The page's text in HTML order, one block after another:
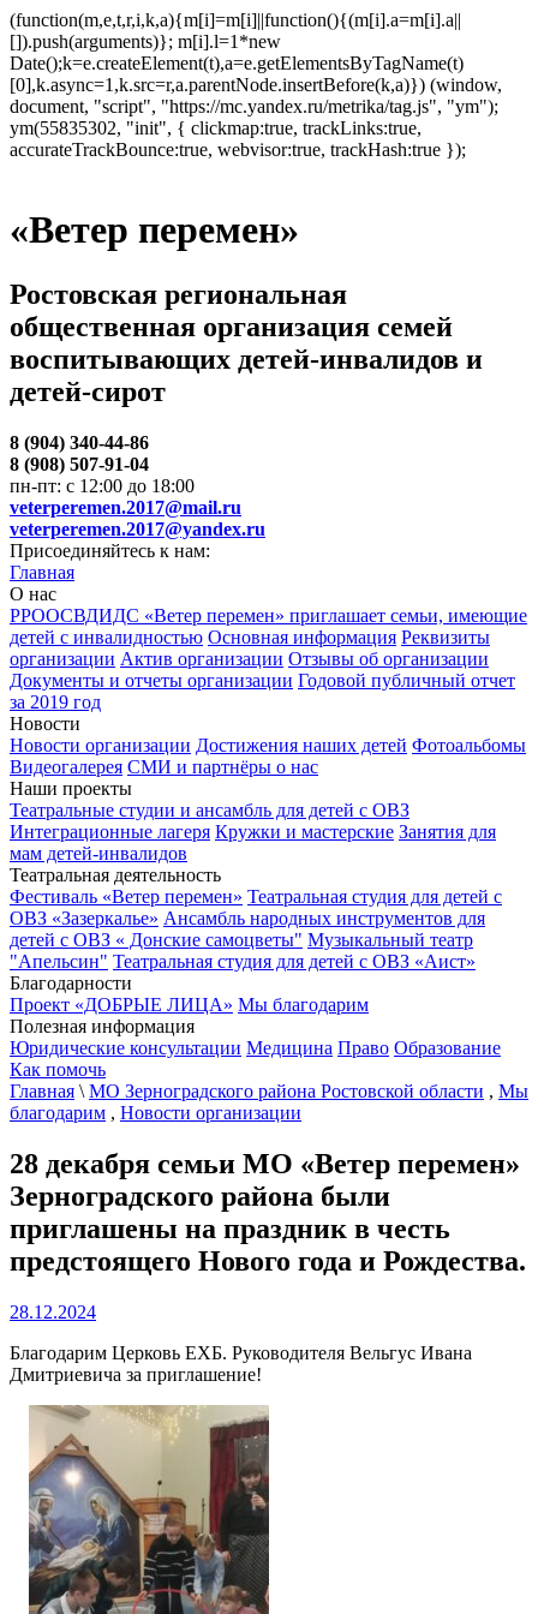
(function(m,e,t,r,i,k,a){m[i]=m[i]||function(){(m[i].a=m[i].a||
[]).push(arguments)}; m[i].l=1*new
Date();k=e.createElement(t),a=e.getElementsByTagName(t)
[0],k.async=1,k.src=r,a.parentNode.insertBefore(k,a)}) (window,
document, "script", "https://mc.yandex.ru/metrika/tag.js", "ym");
ym(55835302, "init", { clickmap:true, trackLinks:true,
accurateTrackBounce:true, webvisor:true, trackHash:true });
«Ветер перемен»
Ростовская региональная
общественная организация семей
воспитывающих детей-инвалидов и
детей-сирот
8 (904) 340-44-86
8 (908) 507-91-04
пн-пт: с 12:00 до 18:00
veterperemen.2017@mail.ru
veterperemen.2017@yandex.ru
Присоединяйтесь к нам:
Главная
О нас
РРООСВДИДС «Ветер перемен» приглашает семьи, имеющие
детей с инвалидностью Основная информация Реквизиты
организации Актив организации Отзывы об организации
Документы и отчеты организации Годовой публичный отчет
за 2019 год
Новости
Новости организации Достижения наших детей Фотоальбомы
Видеогалерея СМИ и партнёры о нас
Наши проекты
Театральные студии и ансамбль для детей с ОВЗ
Интеграционные лагеря Кружки и мастерские Занятия для
мам детей-инвалидов
Театральная деятельность
Фестиваль «Ветер перемен» Театральная студия для детей с
ОВЗ «Зазеркалье» Ансамбль народных инструментов для
детей с ОВЗ « Донские самоцветы" Музыкальный театр
"Апельсин" Театральная студия для детей с ОВЗ «Аист»
Благодарности
Проект «ДОБРЫЕ ЛИЦА» Мы благодарим
Полезная информация
Юридические консультации Медицина Право Образование
Как помочь
Главная \ МО Зерноградского района Ростовской области , Мы
благодарим , Новости организации
28 декабря семьи МО «Ветер перемен»
Зерноградского района были
приглашены на праздник в честь
предстоящего Нового года и Рождества.
28.12.2024
Благодарим Церковь ЕХБ. Руководителя Вельгус Ивана
Дмитриевича за приглашение!